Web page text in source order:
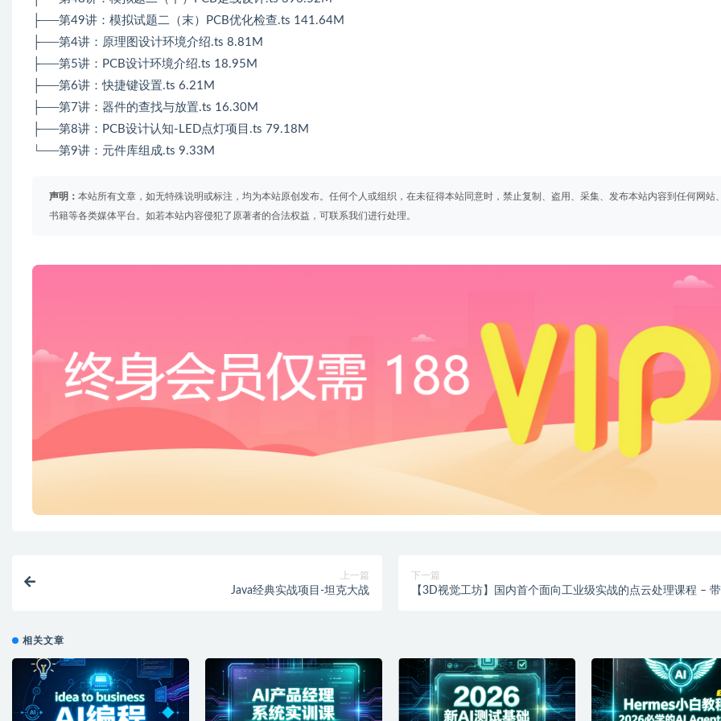
├──第49讲：模拟试题二（末）PCB优化检查.ts 141.64M
├──第4讲：原理图设计环境介绍.ts 8.81M
├──第5讲：PCB设计环境介绍.ts 18.95M
├──第6讲：快捷键设置.ts 6.21M
├──第7讲：器件的查找与放置.ts 16.30M
├──第8讲：PCB设计认知-LED点灯项目.ts 79.18M
└──第9讲：元件库组成.ts 9.33M
声明： 本站所有文章，如无特殊说明或标注，均为本站原创发布。任何个人或组织，在未征得本站同意时，禁止复制、盗用、采集、发布本站内容到任何网站
书籍等各类媒体平台。如若本站内容侵犯了原著者的合法权益，可联系我们进行处理。
上一篇
Java经典实战项目-坦克大战
下一篇
【3D视觉工坊】国内首个面向工业级实战的点云处理课程 –
相关文章